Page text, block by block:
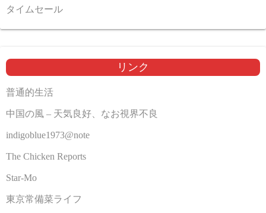
タイムセール
リンク
普通的生活
中国の風 – 天気良好、なお視界不良
indigoblue1973@note
The Chicken Reports
Star-Mo
東京常備菜ライフ